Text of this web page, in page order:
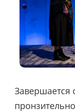
Завершается